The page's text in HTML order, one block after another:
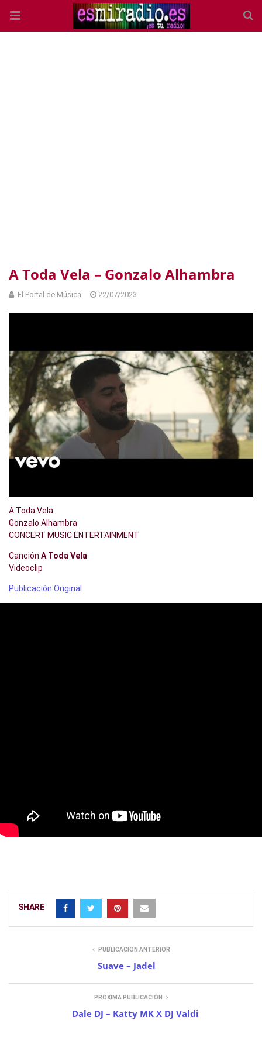
A Toda Vela – Gonzalo Alhambra
El Portal de Música 22/07/2023
A Toda Vela
Gonzalo Alhambra
CONCERT MUSIC ENTERTAINMENT
Canción A Toda Vela
Videoclip
Publicación Original
SHARE
PUBLICACIÓN ANTERIOR
Suave – Jadel
PRÓXIMA PUBLICACIÓN
Dale DJ – Katty MK X DJ Valdi